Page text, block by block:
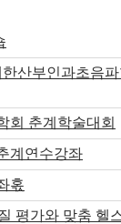
산부인과초음파
회 춘계학술대회
계연수강좌
혻
평가와 맞춤 헬